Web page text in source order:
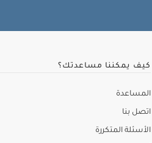
كيف يمكننا مساعدتك؟
المساعدة
اتصل بنا
الأسئلة المتكررة